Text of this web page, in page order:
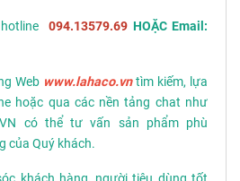
094.13579.69 HOẶC Email:
Web www.lahaco.vntìm kiếm, lựa
hoặc qua các nền tảng chat như
có thể tư vấn sản phẩm phù
của Quý khách.